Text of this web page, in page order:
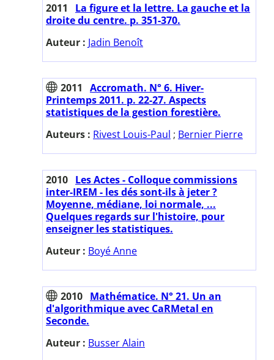
2011
La figure et la lettre. La gauche et la
droite du centre. p. 351-370.
Auteur : Jadin Benoît
2011
Accromath. N° 6. Hiver-
Printemps 2011. p. 22-27. Aspects
statistiques de la gestion forestière.
Auteurs : Rivest Louis-Paul ; Bernier Pierre
2010 Les Actes - Colloque commissions
inter-IREM - les dés sont-ils à jeter ?
Moyenne, médiane, loi normale, ...
Quelques regards sur l'histoire, pour
enseigner les statistiques.
Auteur : Boyé Anne
2010 Mathématice. N° 21. Un an
d'algorithmique avec CaRMetal en
Seconde.
Auteur : Busser Alain